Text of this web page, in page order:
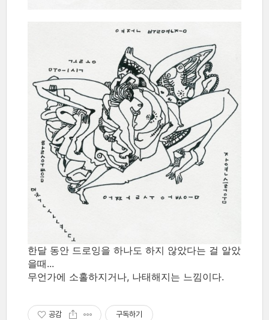
한달 동안 드로잉을 하나도 하지 않았다는 걸 알았
을때...
무언가에 소홀하지거나, 나태해지는 느낌이다.
공감 구독하기